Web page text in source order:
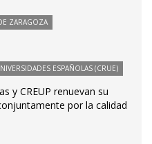
ZARAGOZA
ESPAÑOLAS (CRUE)
y CREUP renuevan su
por la calidad